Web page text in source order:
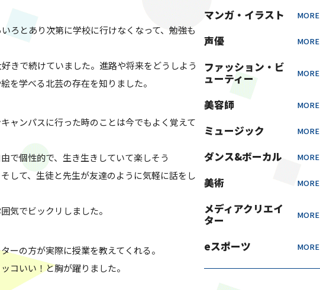
ろとあり次第に学校に行けなくなって、勉強も
きで続けていました。進路や将来をどうしよう
を学べる北芸の存在を知りました。
ャンパスに行った時のことは今でもよく覚えて
で個性的で、生き生きしていて楽しそう
が友達のように気軽に話をし
気でビックリしました。
ーの方が実際に授業を教えてくれる。
コいい！と胸が躍りました。
マンガ・イラスト
声優
ファッション・ビ
ューティー
美容師
ミュージック
ダンス&ボーカル
美術
メディアクリエイ
ター
eスポーツ